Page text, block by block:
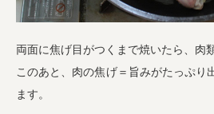
両面に焦げ目がつくまで焼いたら、肉
このあと、肉の焦げ＝旨みがたっぷり
ます。